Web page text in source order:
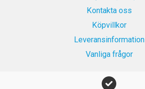
Kontakta oss
Köpvillkor
Leveransinformation
Vanliga frågor